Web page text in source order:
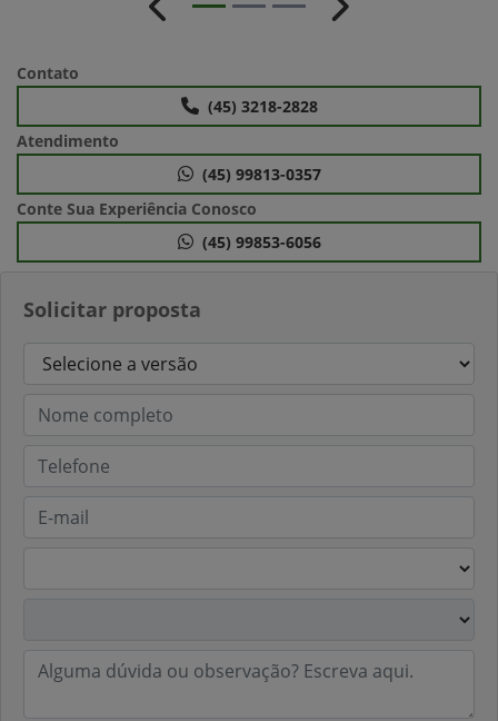
Solicitar proposta
Anterior Próximo
Contato
(45) 3218-2828
Atendimento
(45) 99813-0357
Conte Sua Experiência Conosco
(45) 99853-6056